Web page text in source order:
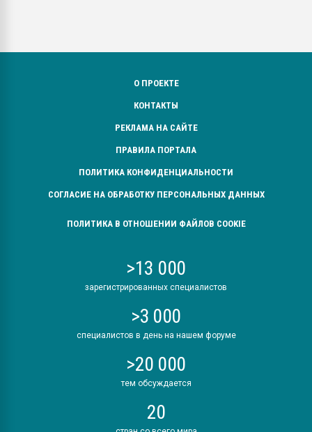
О ПРОЕКТЕ
КОНТАКТЫ
РЕКЛАМА НА САЙТЕ
ПРАВИЛА ПОРТАЛА
ПОЛИТИКА КОНФИДЕНЦИАЛЬНОСТИ
СОГЛАСИЕ НА ОБРАБОТКУ ПЕРСОНАЛЬНЫХ ДАННЫХ
ПОЛИТИКА В ОТНОШЕНИИ ФАЙЛОВ COOKIE
>13 000
зарегистрированных специалистов
>3 000
специалистов в день на нашем форуме
>20 000
тем обсуждается
20